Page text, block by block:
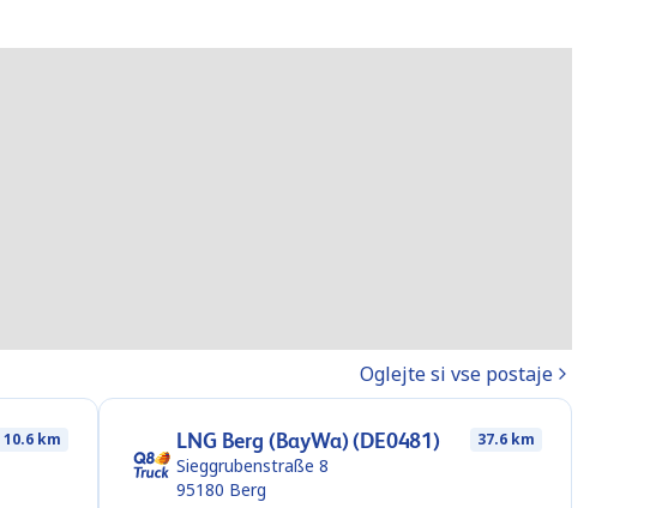
Oglejte si vse postaje
10.6 km LNG Berg (BayWa) (DE0481) 37.6 km
Sieggrubenstraße 8
95180 Berg